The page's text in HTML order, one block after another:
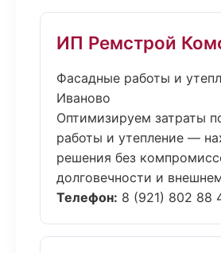
ИП Ремстрой
Фасадные работы и
Иваново
Оптимизируем затраты
работы и утепление —
решения без
долговечности и
Телефон: 8 (921) 802 88